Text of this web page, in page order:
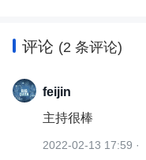
评论 (2 条评论)
feijin
主持很棒
2022-02-13 17:59 ·